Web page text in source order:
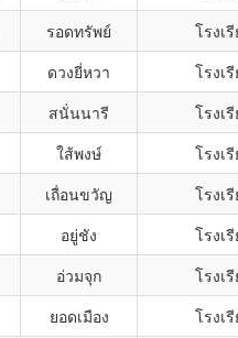
รอดทรัพย์ โรงเ
ดวงยี่หวา โรงเ
สนั่นนารี โรงเ
ใส้พงษ์ โรงเ
เถื่อนขวัญ โรงเ
อยู่ชัง โรงเ
อ่วมจุก โรงเ
ยอดเมือง โรงเ